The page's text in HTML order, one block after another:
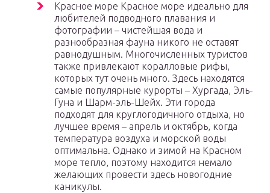
Красное море Красное море идеально для
любителей подводного плавания и
фотографии – чистейшая вода и
разнообразная фауна никого не оставят
равнодушным. Многочисленных туристов
также привлекают коралловые рифы,
которых тут очень много. Здесь находятся
самые популярные курорты – Хургада, Эль-
Гуна и Шарм-эль-Шейх. Эти города
подходят для круглогодичного отдыха, но
лучшее время – апрель и октябрь, когда
температура воздуха и морской воды
оптимальна. Однако и зимой на Красном
море тепло, поэтому находится немало
желающих провести здесь новогодние
каникулы.